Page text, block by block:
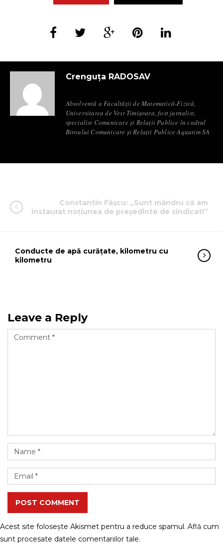
Crenguța RADOSAV
Absolventă a Facultății de Matematică-Fizică,
Universitatea de Vest Timișoara, fost jurnalist,
specialist Comunicare și Relații Publice în cadrul
Biroului Comunicare și Relații Publice Aquatim SA
Constantin Fâșcu: „Sunt mândru că am
instaurat noțiunea de președinte de sindicat!”
Conducte de apă curățate, kilometru cu
kilometru
Leave a Reply
POST COMMENT
Acest site folosește Akismet pentru a reduce spamul. Află cum
sunt procesate datele comentariilor tale.